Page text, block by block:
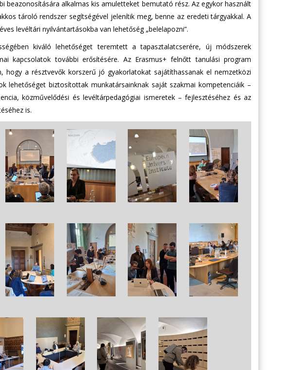
beazonosítására alkalmas kis amuletteket bemutató rész. Az egykor használt
tároló rendszer segítségével jelenítik meg, benne az eredeti tárgyakkal. A
levéltári nyilvántartásokba van lehetőség „belelapozni”.
kiváló lehetőséget teremtett a tapasztalatcserére, új módszerek
kapcsolatok további erősítésére. Az Erasmus+ felnőtt tanulási program
hogy a résztvevők korszerű jó gyakorlatokat sajátíthassanak el nemzetközi
lehetőséget biztosítottak munkatársainknak saját szakmai kompetenciáik –
közművelődési és levéltárpedagógiai ismeretek – fejlesztéséhez és az
is.